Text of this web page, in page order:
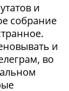
и
собрание
и
во